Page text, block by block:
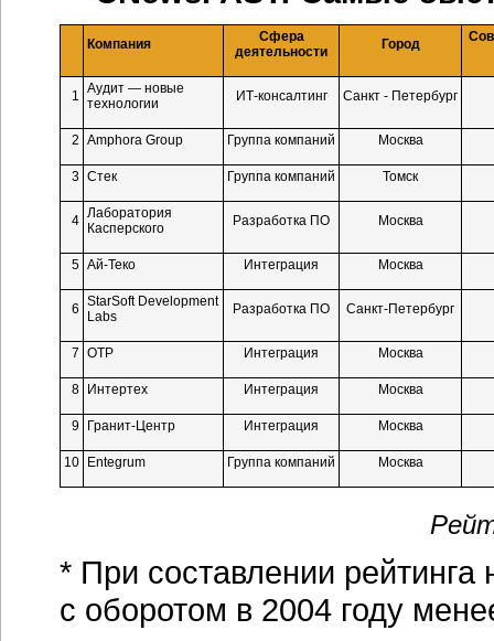
Компания
Сфера
деятельности
Город
1 Аудит — новые
технологии
ИТ-консалтинг Санкт - Петербург
2 Amphora Group Группа компаний Москва
3 Стек Группа компаний Томск
4 Лаборатория
Касперского
Разработка ПО Москва
5 Ай-Теко Интеграция Москва
6 StarSoft Development
Labs
Разработка ПО Санкт-Петербург
7 ОТР Интеграция Москва
8 Интертех Интеграция Москва
9 Гранит-Центр Интеграция Москва
10 Entegrum Группа компаний Москва
* При составлении
с оборотом в 2004 году